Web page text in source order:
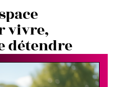
vivre,
détendre